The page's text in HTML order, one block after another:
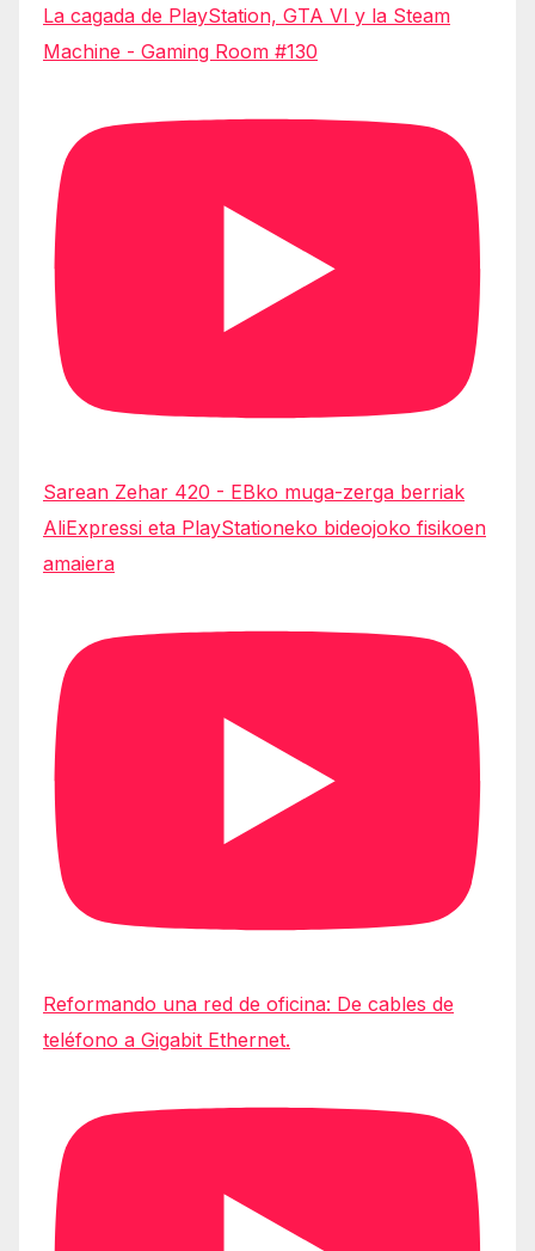
La cagada de PlayStation, GTA VI y la Steam
Machine - Gaming Room #130
Sarean Zehar 420 - EBko muga-zerga berriak
AliExpressi eta PlayStationeko bideojoko fisikoen
amaiera
Reformando una red de oficina: De cables de
teléfono a Gigabit Ethernet.